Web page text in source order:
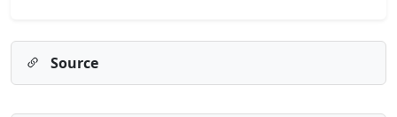
Source